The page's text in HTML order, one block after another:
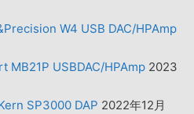
W4 USB DAC/HPAmp
MB21P USBDAC/HPAmp 2023
SP3000 DAP 2022年12月